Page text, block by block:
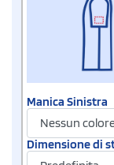
Manica Sinistra
Dimensione di